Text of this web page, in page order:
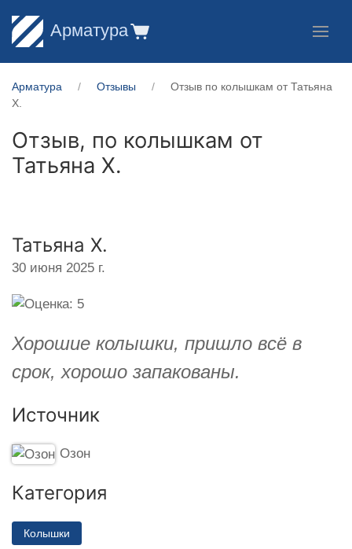
Арматура
Арматура Отзывы
Отзыв по колышкам от Татьяна
Х.
Отзыв, по колышкам от
Татьяна Х.
Татьяна Х.
30 июня 2025 г.
Хорошие колышки, пришло всё в
срок, хорошо запакованы.
Источник
Озон
Категория
Колышки